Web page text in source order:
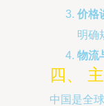
价格
明确
物流
四、
中国是全